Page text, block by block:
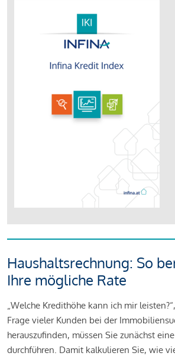
Haushaltsrechnung: So
Ihre mögliche Rate
„Welche Kredithöhe kann ich mir
Frage vieler Kunden bei der
herauszufinden, müssen Sie zunächst
durchführen. Damit kalkulieren Sie, wie